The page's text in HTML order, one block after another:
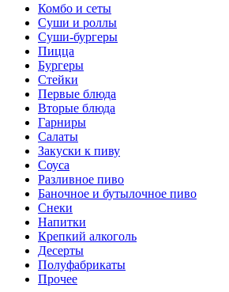
Комбо и сеты
Суши и роллы
Суши-бургеры
Пицца
Бургеры
Стейки
Первые блюда
Вторые блюда
Гарниры
Салаты
Закуски к пиву
Соуса
Разливное пиво
Баночное и бутылочное пиво
Снеки
Напитки
Крепкий алкоголь
Десерты
Полуфабрикаты
Прочее